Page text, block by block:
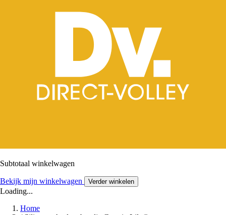
Subtotaal winkelwagen
Bekijk mijn winkelwagen Verder winkelen
Loading...
Home